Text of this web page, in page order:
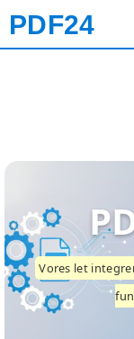
PDF24
Vores let